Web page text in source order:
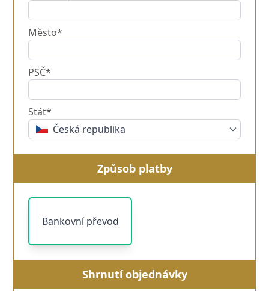
Město*
PSČ*
Stát*
Česká republika
Způsob platby
Bankovní převod
Shrnutí objednávky